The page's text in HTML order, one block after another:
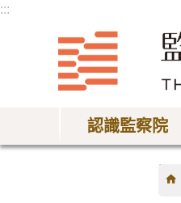
:::
認識監察院
:::